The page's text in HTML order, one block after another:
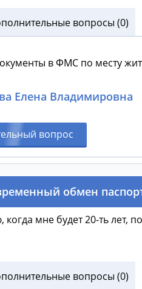
вопросы (0)
в ФМС по месту
Елена Владимировна
вопрос
обмен
когда мне будет 20-ть лет,
вопросы (0)